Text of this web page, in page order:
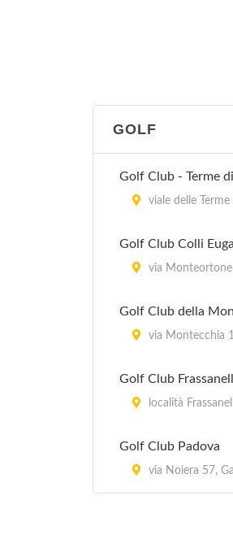
GOLF
Golf Club - Terme
viale delle
Golf Club Colli
via Monteortone
Golf Club della
via Montecchia
Golf Club
località
Golf Club Padova
via Noiera 57,